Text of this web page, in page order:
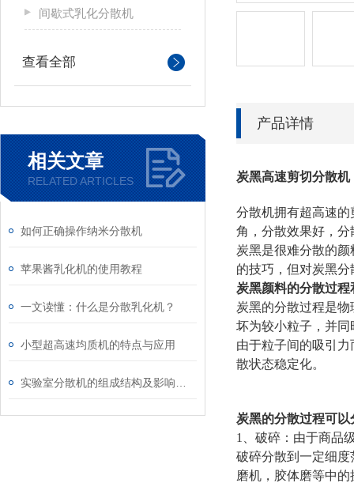
间歇式乳化分散机
查看全部
相关文章
RELATED ARTICLES
如何正确操作纳米分散机
苹果酱乳化机的使用教程
一文读懂：什么是分散乳化机？
小型超高速均质机的特点与应用
产品详情
炭黑高速剪切分散机
分散机拥有超高速的
角，分散效果好，分
炭黑是很难分散的
的技巧，但对炭黑
炭黑颜料的分散过程
炭黑的分散过程是
坏为较小粒子，并
由于粒子间的吸引
散状态稳定化。
炭黑的分散过程可
1、破碎：由于商品
破碎分散到一定细
磨机，胶体磨等中